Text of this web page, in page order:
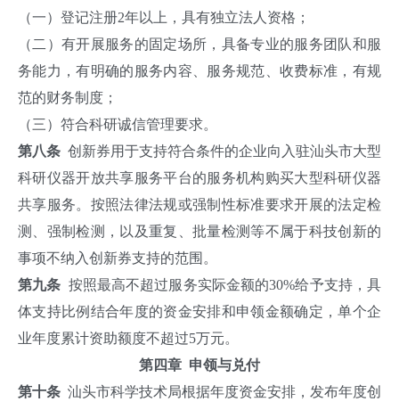
（一）登记注册2年以上，具有独立法人资格；
（二）有开展服务的固定场所，具备专业的服务团队和服
务能力，有明确的服务内容、服务规范、收费标准，有规
范的财务制度；
（三）符合科研诚信管理要求。
第八条 创新券用于支持符合条件的企业向入驻汕头市大型
科研仪器开放共享服务平台的服务机构购买大型科研仪器
共享服务。按照法律法规或强制性标准要求开展的法定检
测、强制检测，以及重复、批量检测等不属于科技创新的
事项不纳入创新券支持的范围。
第九条 按照最高不超过服务实际金额的30%给予支持，具
体支持比例结合年度的资金安排和申领金额确定，单个企
业年度累计资助额度不超过5万元。
第四章 申领与兑付
第十条 汕头市科学技术局根据年度资金安排，发布年度创